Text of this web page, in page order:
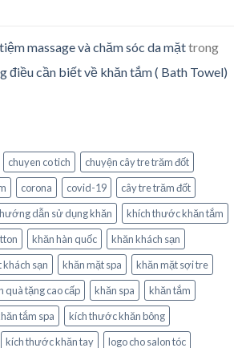
massage và chăm sóc da mặttrong
điều cần biết về khăn tắm ( Bath Towel)
chuyen co tich
chuyện cây tre trăm đốt
corona covid-19
cây tre trăm đốt
hướng dẫn sử dụng khăn
khích thước khăn tắm
khăn hàn quốc
khăn khách sạn
sạn khăn mặt spa
khăn mặt sợi tre
quà tặng cao cấp khăn spa
khăn tắm
tắm spa
kích thước khăn bông
kích thước khăn tay
logo cho salon tóc